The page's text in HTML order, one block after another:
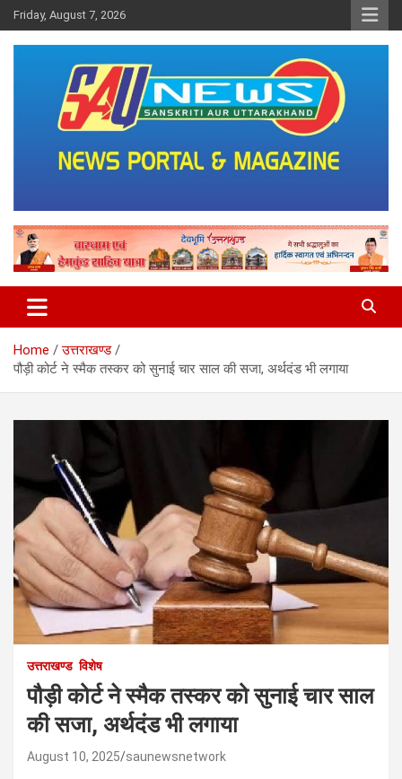
Skip
to
content
Friday, August 7, 2026
saunewsnetwork
Home
उत्तराखण्ड
पौड़ी कोर्ट ने स्मैक तस्कर को सुनाई चार साल की सजा, अर्थदंड भी लगाया
उत्तराखण्ड विशेष
पौड़ी कोर्ट ने स्मैक तस्कर को सुनाई चार साल
की सजा, अर्थदंड भी लगाया
August 10, 2025 saunewsnetwork